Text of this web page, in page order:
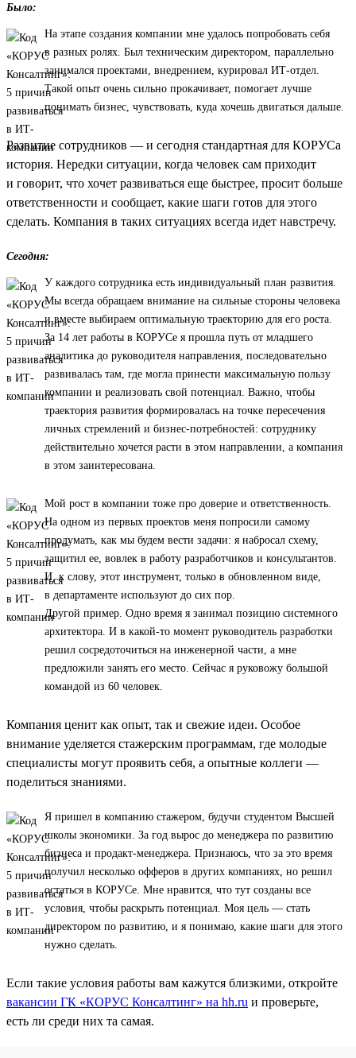
Было:
На этапе создания компании мне удалось попробовать себя
в разных ролях. Был техническим директором, параллельно
занимался проектами, внедрением, курировал ИТ-отдел.
Такой опыт очень сильно прокачивает, помогает лучше
понимать бизнес, чувствовать, куда хочешь двигаться дальше.
Развитие сотрудников — и сегодня стандартная для КОРУСа
история. Нередки ситуации, когда человек сам приходит
и говорит, что хочет развиваться еще быстрее, просит больше
ответственности и сообщает, какие шаги готов для этого
сделать. Компания в таких ситуациях всегда идет навстречу.
Сегодня:
У каждого сотрудника есть индивидуальный план развития.
Мы всегда обращаем внимание на сильные стороны человека
и вместе выбираем оптимальную траекторию для его роста.
За 14 лет работы в КОРУСе я прошла путь от младшего
аналитика до руководителя направления, последовательно
развивалась там, где могла принести максимальную пользу
компании и реализовать свой потенциал. Важно, чтобы
траектория развития формировалась на точке пересечения
личных стремлений и бизнес-потребностей: сотруднику
действительно хочется расти в этом направлении, а компания
в этом заинтересована.
Мой рост в компании тоже про доверие и ответственность.
На одном из первых проектов меня попросили самому
продумать, как мы будем вести задачи: я набросал схему,
защитил ее, вовлек в работу разработчиков и консультантов.
И, к слову, этот инструмент, только в обновленном виде,
в департаменте используют до сих пор.
Другой пример. Одно время я занимал позицию системного
архитектора. И в какой-то момент руководитель разработки
решил сосредоточиться на инженерной части, а мне
предложили занять его место. Сейчас я руковожу большой
командой из 60 человек.
Компания ценит как опыт, так и свежие идеи. Особое
внимание уделяется стажерским программам, где молодые
специалисты могут проявить себя, а опытные коллеги —
поделиться знаниями.
Я пришел в компанию стажером, будучи студентом Высшей
школы экономики. За год вырос до менеджера по развитию
бизнеса и продакт-менеджера. Признаюсь, что за это время
получил несколько офферов в других компаниях, но решил
остаться в КОРУСе. Мне нравится, что тут созданы все
условия, чтобы раскрыть потенциал. Моя цель — стать
директором по развитию, и я понимаю, какие шаги для этого
нужно сделать.
Если такие условия работы вам кажутся близкими, откройте
вакансии ГК «КОРУС Консалтинг» на hh.ru и проверьте,
есть ли среди них та самая.